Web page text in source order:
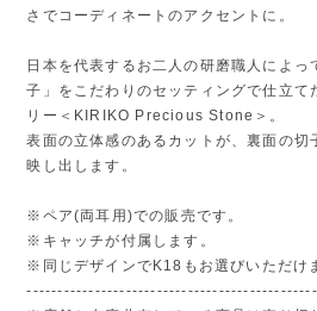
さでコーディネートのアクセントに。
日本を代表するお二人の研磨職人によっ
子」をこだわりのセッティングで仕立て
リー＜KIRIKO Precious Stone＞。
表面の立体感のあるカットが、裏面の切
映し出します。
※ペア(両耳用)での販売です。
※キャッチが付属します。
※同じデザインでK18もお選びいただけ